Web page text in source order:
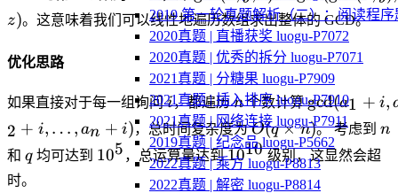
2019 第一轮真题解析（二）：阅读程序
2020真题 | 直播获奖 luogu-P7072
2020真题 | 优秀的拆分 luogu-P7071
2021真题 | 分糖果 luogu-P7909
2021真题 | 插入排序 luogu-P7910
2021真题 | 网络连接 luogu-P7911
2019真题 | 纪念品 luogu-P5662
2022真题 | 乘方 luogu-P8813
2022真题 | 解密 luogu-P8814
a_n+i
=
\gcd(\gcd(x,
y), z)
z)。这意味着我们可以线性地遍历数组求出整体的 GCD。
优化思路
如果直接对于每一组询问i
i，都遍历n
n个数计算\gcd(a_1+i,
a_2+i,
\dots,
a_n+i)
gcd(a1 + i,
2 + i, … , an + i)，总时间复杂度为O(q
\times
n)
O(q × n)。 考虑到 n
n
和 q
q均可达到 10^5
105 ，总运算量达到10^{10}
1010 级别，这显然会超
时。